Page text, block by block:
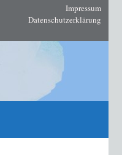
Impressum
Datenschutzerklärung